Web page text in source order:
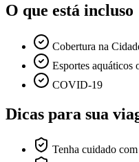
O que está incluso
Cobertura na
Esportes aquáticos
COVID-19
Dicas para sua
Tenha cuidado